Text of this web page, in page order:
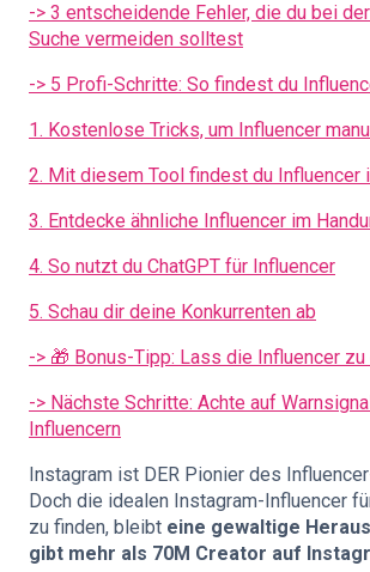
-> 3 entscheidende Fehler, die du bei
Suche vermeiden solltest
-> 5 Profi-Schritte: So findest du
1. Kostenlose Tricks, um Influencer
2. Mit diesem Tool findest du Influencer
3. Entdecke ähnliche Influencer im
4. So nutzt du ChatGPT für Influencer
5. Schau dir deine Konkurrenten ab
-> 🎁 Bonus-Tipp: Lass die Influencer
-> Nächste Schritte: Achte auf
Influencern
Instagram ist DER Pionier des
Doch die idealen Instagram-Influencer
zu finden, bleibt eine gewaltige
gibt mehr als 70M Creator auf